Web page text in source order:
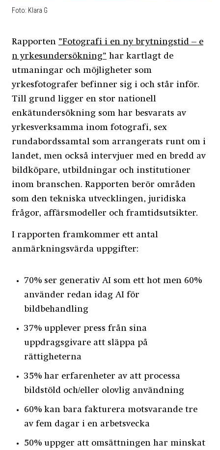
Foto: Klara G
Rapporten ”Fotografi i en ny brytningstid – e
n yrkesundersökning” har kartlagt de
utmaningar och möjligheter som
yrkesfotografer befinner sig i och står inför.
Till grund ligger en stor nationell
enkätundersökning som har besvarats av
yrkesverksamma inom fotografi, sex
rundabordssamtal som arrangerats runt om i
landet, men också intervjuer med en bredd av
bildköpare, utbildningar och institutioner
inom branschen. Rapporten berör områden
som den tekniska utvecklingen, juridiska
frågor, affärsmodeller och framtidsutsikter.
I rapporten framkommer ett antal
anmärkningsvärda uppgifter:
70% ser generativ AI som ett hot men 60%
använder redan idag AI för
bildbehandling
37% upplever press från sina
uppdragsgivare att släppa på
rättigheterna
35% har erfarenheter av att processa
bildstöld och/eller olovlig användning
60% kan bara fakturera motsvarande tre
av fem dagar i en arbetsvecka
50% uppger att omsättningen har minskat